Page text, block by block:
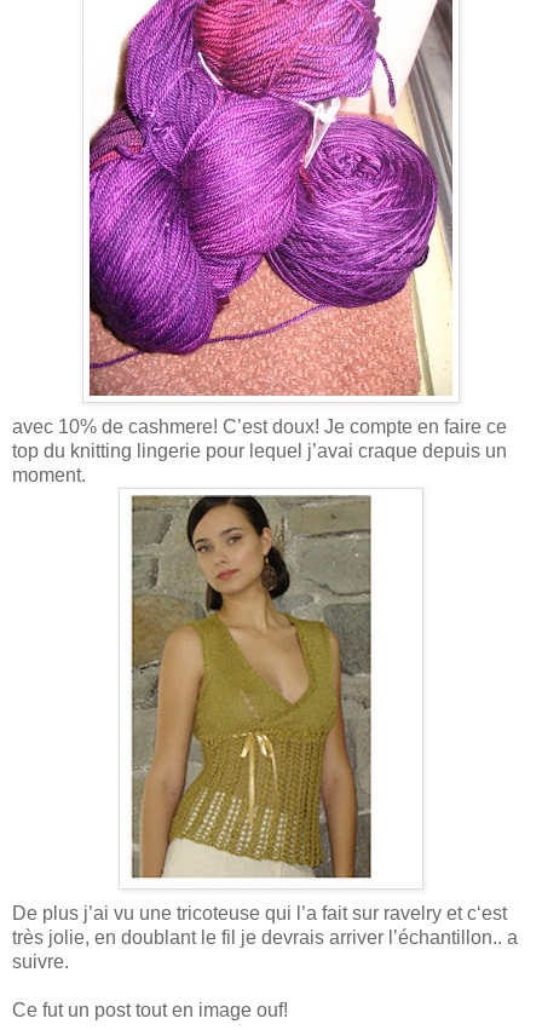
avec 10% de cashmere! C’est doux! Je compte en faire ce
top du knitting lingerie pour lequel j’avai craque depuis un
moment.
De plus j’ai vu une tricoteuse qui l’a fait sur ravelry et c‘est
très jolie, en doublant le fil je devrais arriver l’échantillon.. a
suivre.
Ce fut un post tout en image ouf!